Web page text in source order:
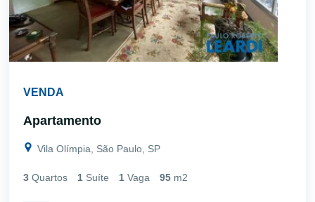
VENDA
Apartamento
Vila Olímpia, São Paulo, SP
3 Quartos 1 Suíte 1 Vaga 95 m2